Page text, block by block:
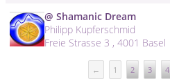
@ Shamanic Dream
Philipp Kupferschmid
Freie Strasse 3 , 4001 Basel
← 1 2 3 4